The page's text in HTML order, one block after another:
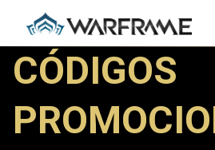
CÓDIGOS